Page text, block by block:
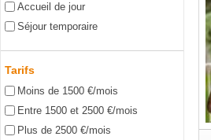
Accueil de jour
Séjour temporaire
Tarifs
Moins de 1500 €/mois
Entre 1500 et 2500 €/mois
Plus de 2500 €/mois